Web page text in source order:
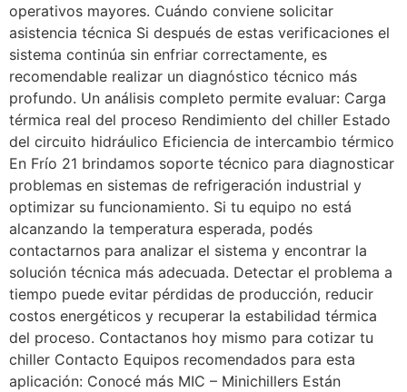
operativos mayores. Cuándo conviene solicitar
asistencia técnica Si después de estas verificaciones el
sistema continúa sin enfriar correctamente, es
recomendable realizar un diagnóstico técnico más
profundo. Un análisis completo permite evaluar: Carga
térmica real del proceso Rendimiento del chiller Estado
del circuito hidráulico Eficiencia de intercambio térmico
En Frío 21 brindamos soporte técnico para diagnosticar
problemas en sistemas de refrigeración industrial y
optimizar su funcionamiento. Si tu equipo no está
alcanzando la temperatura esperada, podés
contactarnos para analizar el sistema y encontrar la
solución técnica más adecuada. Detectar el problema a
tiempo puede evitar pérdidas de producción, reducir
costos energéticos y recuperar la estabilidad térmica
del proceso. Contactanos hoy mismo para cotizar tu
chiller Contacto Equipos recomendados para esta
aplicación: Conocé más MIC – Minichillers Están